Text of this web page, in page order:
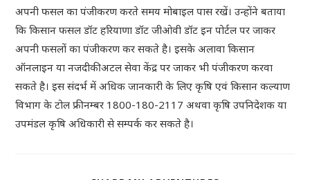
अपनी फसल का पंजीकरण करते समय मोबाइल पास रखें। उन्होंने बताया
कि किसान फसल डॉट हरियाणा डॉट जीओवी डॉट इन पोर्टल पर जाकर
अपनी फसलों का पंजीकरण कर सकते है। इसके अलावा किसान
ऑनलाइन या नजदीकी अटल सेवा केंद्र पर जाकर भी पंजीकरण करवा
सकते है। इस संदर्भ में अधिक जानकारी के लिए कृषि एवं किसान कल्याण
विभाग के टोल फ्री नम्बर 1800-180-2117 अथवा कृषि उपनिदेशक या
उपमंडल कृषि अधिकारी से सम्पर्क कर सकते है।